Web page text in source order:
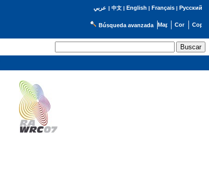
عربي | 中文| English | Français| Русский
Búsqueda avanzada